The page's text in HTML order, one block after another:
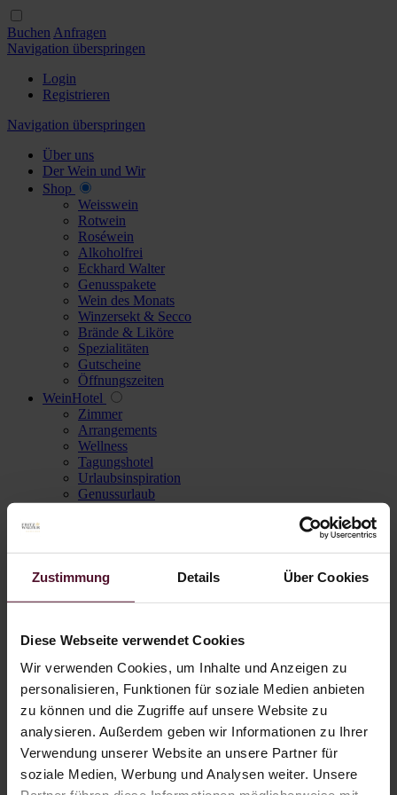
Zustimmung Details Über Cookies
Diese Webseite verwendet Cookies
Wir verwenden Cookies, um Inhalte und Anzeigen zu
personalisieren, Funktionen für soziale Medien anbieten
zu können und die Zugriffe auf unsere Website zu
analysieren. Außerdem geben wir Informationen zu Ihrer
Verwendung unserer Website an unsere Partner für
soziale Medien, Werbung und Analysen weiter. Unsere
Buchen Anfragen
Navigation überspringen
Login
Registrieren
Navigation überspringen
Über uns
Der Wein und Wir
Shop
Weisswein
Rotwein
Roséwein
Alkoholfrei
Eckhard Walter
Genusspakete
Wein des Monats
Winzersekt & Secco
Brände & Liköre
Spezialitäten
Gutscheine
Öffnungszeiten
WeinHotel
Zimmer
Arrangements
Wellness
Tagungshotel
Urlaubsinspiration
Genussurlaub
SILVAs Ristorante
Aktionen & News
Login
Weisswein
Rotwein
Roséwein
Alkoholfrei
Eckhard Walter
Genusspakete
Wein des Monats